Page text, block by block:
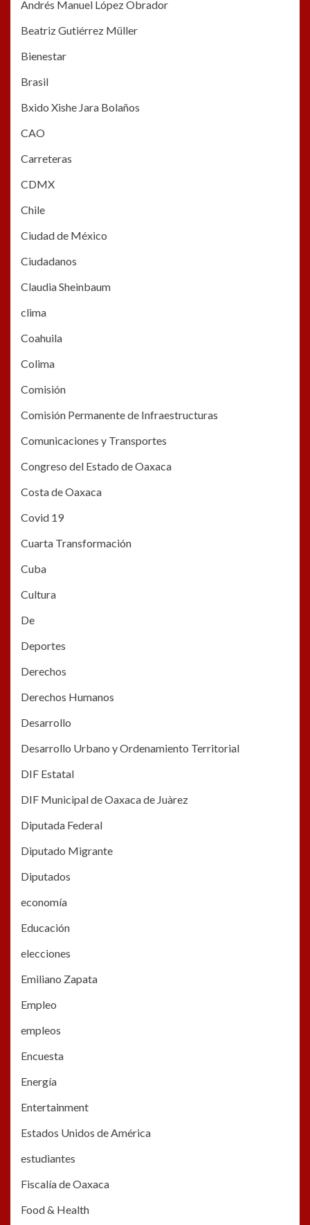
Andrés Manuel López Obrador
Beatriz Gutiérrez Müller
Bienestar
Brasil
Bxido Xishe Jara Bolaños
CAO
Carreteras
CDMX
Chile
Ciudad de México
Ciudadanos
Claudia Sheinbaum
clima
Coahuila
Colima
Comisión
Comisión Permanente de Infraestructuras
Comunicaciones y Transportes
Congreso del Estado de Oaxaca
Costa de Oaxaca
Covid 19
Cuarta Transformación
Cuba
Cultura
De
Deportes
Derechos
Derechos Humanos
Desarrollo
Desarrollo Urbano y Ordenamiento Territorial
DIF Estatal
DIF Municipal de Oaxaca de Juàrez
Diputada Federal
Diputado Migrante
Diputados
economía
Educación
elecciones
Emiliano Zapata
Empleo
empleos
Encuesta
Energía
Entertainment
Estados Unidos de América
estudiantes
Fiscalía de Oaxaca
Food & Health